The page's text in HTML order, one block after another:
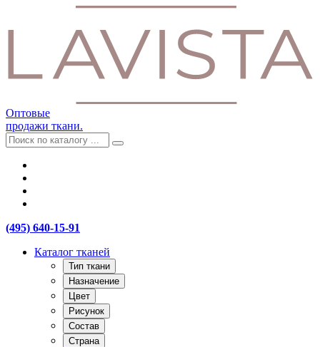
Оптовые
продажи ткани.
(495) 640-15-91
Каталог тканей
Тип ткани
Назначение
Цвет
Рисунок
Состав
Страна